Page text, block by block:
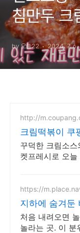
침만두 크
by 오늘22 2024. 7. 6.
http://
크림떡볶이 쿠
보세요!
꾸덕한 크림소
켓프레시로 오
혜택.
https://
지하에 숨겨둔
분위기 미쳤다
처음 내려오면
놀라는 곳. 이 분